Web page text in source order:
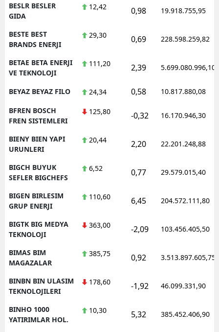
BESLR BESLER
GIDA
12,42 0,98 19.918.755,95
BESTE BEST
BRANDS ENERJI
29,30 0,69 228.598.259,82
BETAE BETA ENERJI
VE TEKNOLOJI
111,20 2,39 5.699.080.996,10
BEYAZ BEYAZ FILO 24,34 0,58 10.817.880,08
BFREN BOSCH
FREN SISTEMLERI
125,80 -0,32 16.170.946,30
BIENY BIEN YAPI
URUNLERI
20,44 2,20 22.201.248,88
BIGCH BUYUK
SEFLER BIGCHEFS
6,52 0,77 29.579.015,40
BIGEN BIRLESIM
GRUP ENERJI
110,60 6,45 204.572.111,80
BIGTK BIG MEDYA
TEKNOLOJI
363,00 -2,09 103.456.405,50
BIMAS BIM
MAGAZALAR
385,75 0,92 3.513.897.605,75
BINBN BIN ULASIM
TEKNOLOJILERI
178,60 -1,92 46.099.331,90
BINHO 1000
YATIRIMLAR HOL.
10,30 5,32 385.452.406,90